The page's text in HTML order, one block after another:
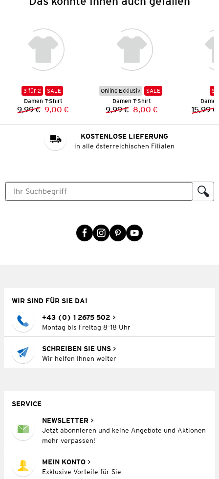
3 für 2
SALE
Damen T-Shirt
Vorheriger Preis:
9,99 € Neuer Preis:
9,00 €
Online Exklusiv
SALE
Damen T-Shirt
Vorheriger Preis:
9,99 € Neuer Preis:
8,00 € 15,99 €
KOSTENLOSE LIEFERUNG
in alle österreichischen Filialen
WIR SIND FÜR SIE DA!
+43 (0) 1 2675 502
Montag bis Freitag 8–18 Uhr
SCHREIBEN SIE UNS
Wir helfen Ihnen weiter
SERVICE
NEWSLETTER
Jetzt abonnieren und keine Angebote und Aktionen
mehr verpassen!
MEIN KONTO
Exklusive Vorteile für Sie